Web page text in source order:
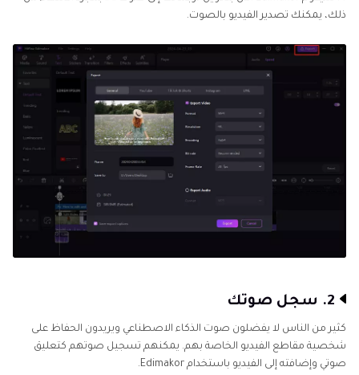
ذلك، يمكنك تصدير الفيديو بالصوت.
2. سجل صوتك
كثير من الناس لا يفضلون صوت الذكاء الاصطناعي ويريدون الحفاظ على
شخصية مقاطع الفيديو الخاصة بهم. يمكنهم تسجيل صوتهم كتعليق
صوتي وإضافته إلى الفيديو باستخدام Edimakor.